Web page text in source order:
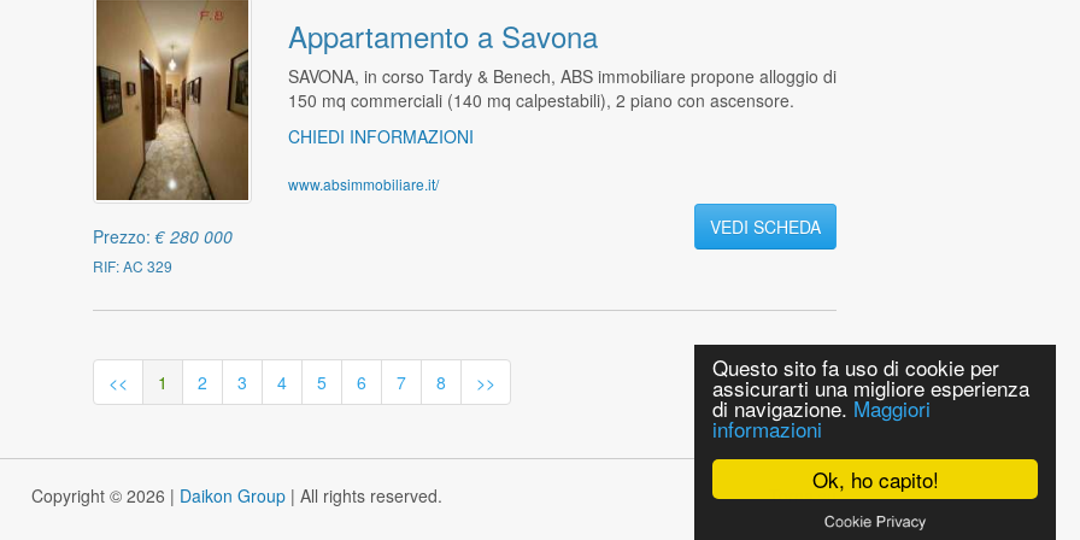
Ok, ho capito!
Questo sito fa uso di cookie per
assicurarti una migliore esperienza
di navigazione. Maggiori
informazioni
Prezzo:€ 280 000
RIF: AC 329
Appartamento a Savona
SAVONA, in corso Tardy & Benech, ABS immobiliare propone alloggio di
150 mq commerciali (140 mq calpestabili), 2 piano con ascensore.
CHIEDI INFORMAZIONI
www.absimmobiliare.it/
VEDI SCHEDA
<< 1 2 3 4 5 6 7 8 >>
Torna su
Copyright © 2026 | Daikon Group| All rights reserved.